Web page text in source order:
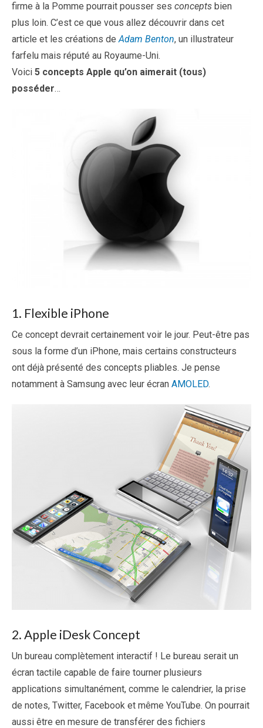
firme à la Pomme pourrait pousser ses concepts bien
plus loin. C’est ce que vous allez découvrir dans cet
article et les créations deAdam Benton, un illustrateur
farfelu mais réputé au Royaume-Uni.
Voici 5 concepts Apple qu’on aimerait (tous)
posséder…
1. Flexible iPhone
Ce concept devrait certainement voir le jour. Peut-être pas
sous la forme d’un iPhone, mais certains constructeurs
ont déjà présenté des concepts pliables. Je pense
notamment à Samsung avec leur écran AMOLED.
2. Apple iDesk Concept
Un bureau complètement interactif ! Le bureau serait un
écran tactile capable de faire tourner plusieurs
applications simultanément, comme le calendrier, la prise
de notes, Twitter, Facebook et même YouTube. On pourrait
aussi être en mesure de transférer des fichiers